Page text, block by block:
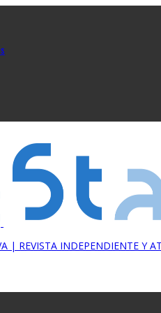
| REVISTA INDEPENDIENTE Y